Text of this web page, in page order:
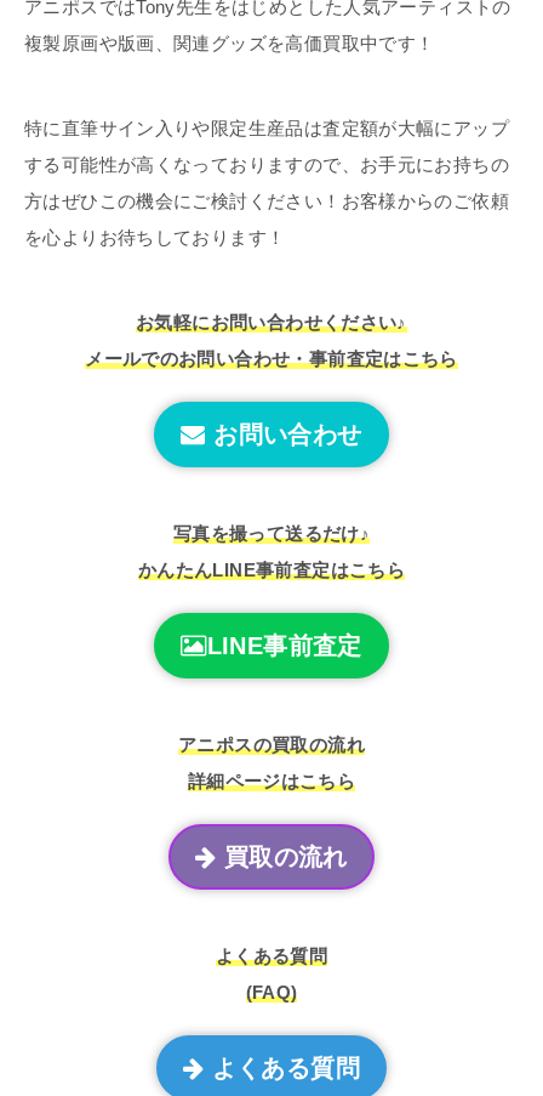
アニポスではTony先生をはじめとした人気アーティストの
複製原画や版画、関連グッズを高価買取中です！
特に直筆サイン入りや限定生産品は査定額が大幅にアップ
する可能性が高くなっておりますので、お手元にお持ちの
方はぜひこの機会にご検討ください！お客様からのご依頼
を心よりお待ちしております！
お気軽にお問い合わせください♪
メールでのお問い合わせ・事前査定はこちら
お問い合わせ
写真を撮って送るだけ♪
かんたんLINE事前査定はこちら
LINE事前査定
アニポスの買取の流れ
詳細ページはこちら
買取の流れ
よくある質問
(FAQ)
よくある質問